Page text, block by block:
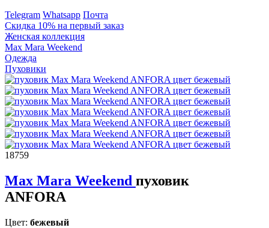
Telegram Whatsapp Почта
Скидка 10% на первый заказ
Женская коллекция
Max Mara Weekend
Одежда
Пуховики
18759
Max Mara Weekend пуховик
ANFORA
Цвет: бежевый